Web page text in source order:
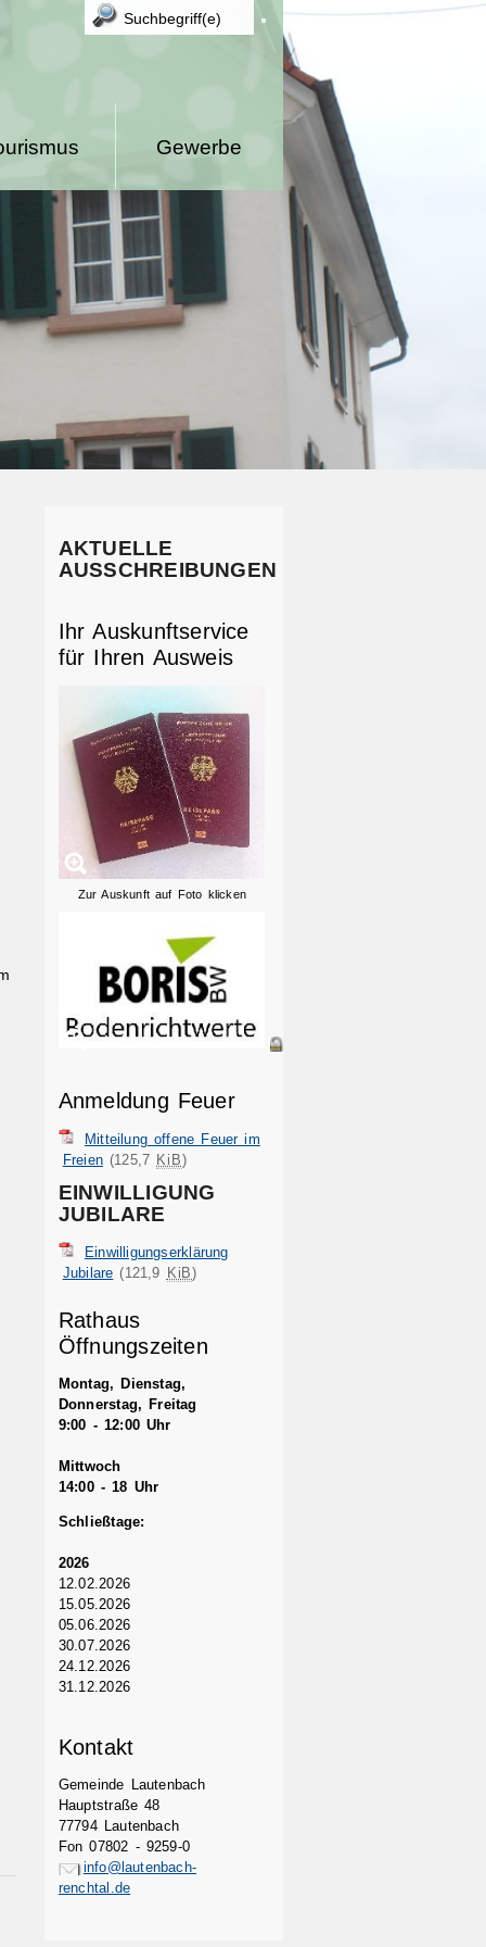
Gewerbe
AKTUELLE
AUSSCHREIBUNGEN
Ihr Auskunftservice
für Ihren Ausweis
Zur Auskunft auf Foto klicken
Anmeldung Feuer
Mitteilung offene Feuer im
Freien (125,7 KiB)
EINWILLIGUNG
JUBILARE
Einwilligungserklärung
Jubilare (121,9 KiB)
Rathaus
Öffnungszeiten
Montag, Dienstag,
Donnerstag, Freitag
9:00 - 12:00 Uhr
Mittwoch
14:00 - 18 Uhr
Schließtage:
2026
12.02.2026
15.05.2026
05.06.2026
30.07.2026
24.12.2026
31.12.2026
Kontakt
Gemeinde Lautenbach
Hauptstraße 48
77794 Lautenbach
Fon 07802 - 9259-0
info@lautenbach-
renchtal.de